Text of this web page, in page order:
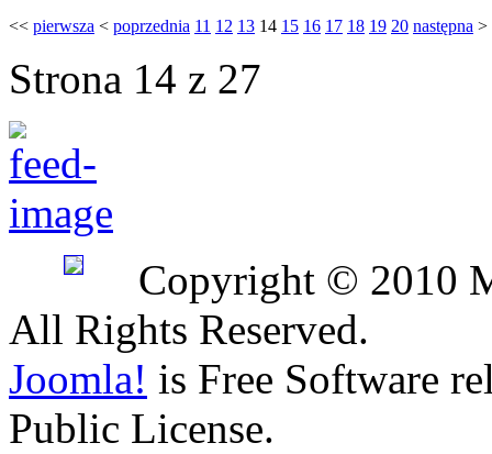
<< pierwsza < poprzednia 11 12 13 14 15 16 17 18 19 20 następna >
Strona 14 z 27
Copyright © 2010
All Rights Reserved.
Joomla! is Free Software
Public License.